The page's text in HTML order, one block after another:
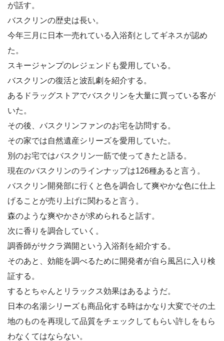
が話す。
バスクリンの歴史は長い。
今年三月に日本一売れている入浴剤としてギネスが認め
た。
スキージャンプのレジェンドも愛用している。
バスクリンの復活と波乱劇を紹介する。
あるドラッグストアでバスクリンを大量に買っている客が
いた。
その後、バスクリンファンのお宅を訪問する。
その家では自然遺産シリーズを愛用していた。
別のお宅ではバスクリン一筋で使ってきたと語る。
現在のバスクリンのラインナップは126種あると言う。
バスクリン開発部に行くと色を調合して爽やかな色に仕上
げることが売り上げに関わると言う。
森のような爽やかさが求められると話す。
次に香りを調合していく。
調香師がサクラ満開という入浴剤を紹介する。
そのあと、効能を調べるために開発者が自ら風呂に入り検
証する。
するとちゃんとリラックス効果はあるようだ。
日本の名湯シリーズも商品化する時はかなり大変でその土
地のものを再現して品質をチェックしてもらい許しをもら
わなくてはならない。